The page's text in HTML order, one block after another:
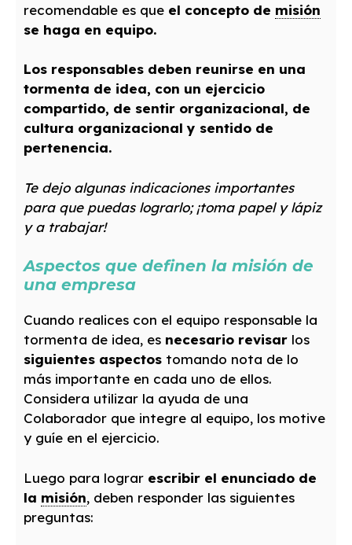
recomendable es que el concepto de misión
se haga en equipo.
Los responsables deben reunirse en una
tormenta de idea, con un ejercicio
compartido, de sentir organizacional, de
cultura organizacional y sentido de
pertenencia.
Te dejo algunas indicaciones importantes
para que puedas lograrlo; ¡toma papel y lápiz
y a trabajar!
Aspectos que definen la misión de
una empresa
Cuando realices con el equipo responsable la
tormenta de idea, es necesario revisar los
siguientes aspectos tomando nota de lo
más importante en cada uno de ellos.
Considera utilizar la ayuda de una
Colaborador que integre al equipo, los motive
y guíe en el ejercicio.
Luego para lograr escribir el enunciado de
la misión, deben responder las siguientes
preguntas: